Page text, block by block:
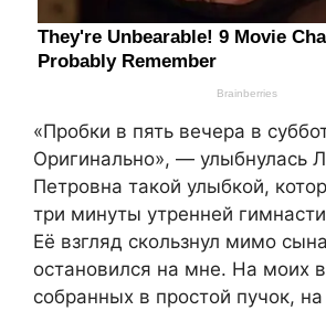
«Пробки в пять вечера в
Оригинально», — улыбнулась
Петровна такой улыбкой,
три минуты утренней
Её взгляд скользнул мимо
остановился на мне. На моих
собранных в простой пучок,